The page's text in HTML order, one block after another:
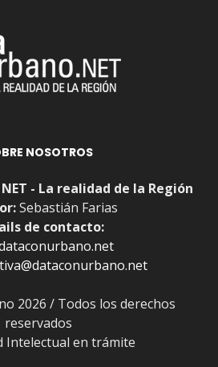
NOSOTROS
- La realidad de la Región
Sebastián Farias
de contacto:
2026 / Todos los derechos
reservados
Intelectual en trámite